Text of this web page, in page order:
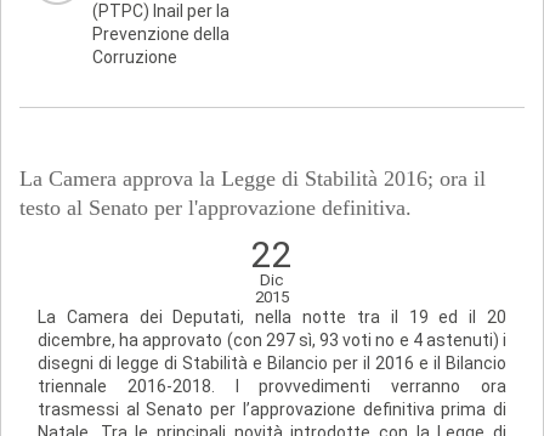
(PTPC) Inail per la
Prevenzione della
Corruzione
La Camera approva la Legge di Stabilità 2016; ora il
testo al Senato per l'approvazione definitiva.
22
Dic
2015
La Camera dei Deputati, nella notte tra il 19 ed il 20
dicembre, ha approvato (con 297 sì, 93 voti no e 4 astenuti) i
disegni di legge di Stabilità e Bilancio per il 2016 e il Bilancio
triennale 2016-2018. I provvedimenti verranno ora
trasmessi al Senato per l’approvazione definitiva prima di